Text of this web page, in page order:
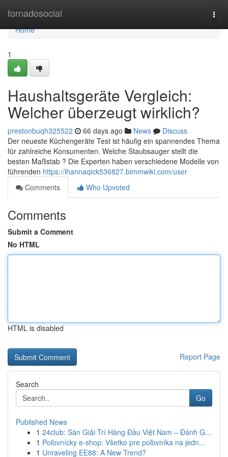
tornadosocial
Home
Home
1
Haushaltsgeräte Vergleich:
Welcher überzeugt wirklich?
prestonbuqh325522 66 days ago News
Discuss
Der neueste Küchengeräte Test ist häufig ein spannendes Thema
für zahlreiche Konsumenten. Welche Staubsauger stellt die
besten Maßstab ? Die Experten haben verschiedene Modelle von
führenden https://ihannaqick536827.bimmwiki.com/user
Comments
Who Upvoted
Comments
Submit a Comment
No HTML
HTML is disabled
Report Page
Search
Go
Published News
1 24club: Sàn Giải Trí Hàng Đầu Việt Nam – Đánh G...
1 Poľovnícky e-shop: Všetko pre poľovníka na jedn...
1 Unraveling EE88: A New Trend?